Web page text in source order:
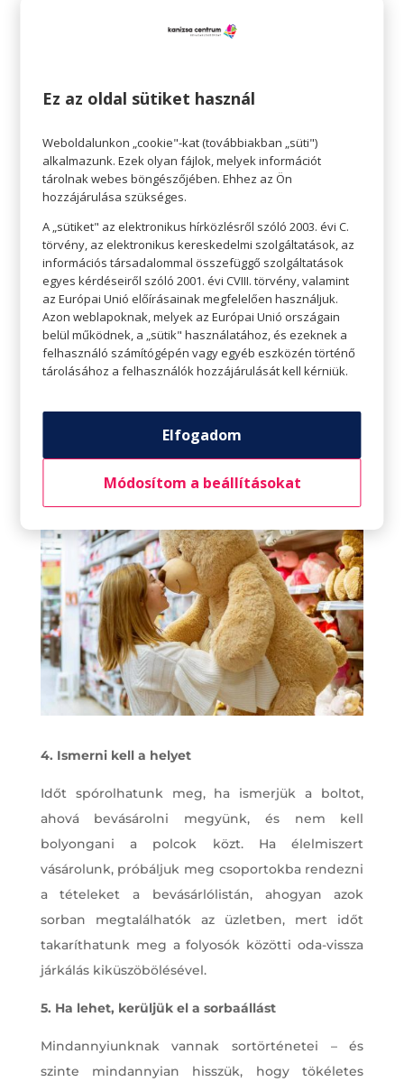
gyorsabbá válik, ha mindent egy helyen be
Az sem baj, ha az útvonalat is előre átgondoljuk,
elkerülhetjük, hogy hosszú percekig kelljen a
forgalmi dugóban araszolnunk.
A vásárlás, ha az egész család megy, nem lehet
gyors, mert együtt valamiért mindenképpen
családi programmá lép elő. Már önmagában
lerövidíti a vásárlás idejét, ha egyedül megyünk.
Egyedül könnyebb koncentrálni és gyorsabban
el lehet intézni a dolgokat – hiszen csak azt kell
nem kell a többiek igényeit, kívánságait is
figyelembe venni.
4. Ismerni kell a helyet
Időt spórolhatunk meg, ha ismerjük a boltot,
ahová bevásárolni megyünk, és nem kell
bolyongani a polcok közt. Ha élelmiszert
vásárolunk, próbáljuk meg csoportokba rendezni
a tételeket a bevásárlólistán, ahogyan azok
sorban megtalálhatók az üzletben, mert időt
takaríthatunk meg a folyosók közötti oda-vissza
járkálás kiküszöbölésével.
5. Ha lehet, kerüljük el a sorbaállást
Mindannyiunknak vannak sortörténetei – és
szinte mindannyian hisszük, hogy tökéletes
Ez az oldal sütiket használ
Weboldalunkon „cookie"-kat (továbbiakban „süti")
alkalmazunk. Ezek olyan fájlok, melyek információt
tárolnak webes böngészőjében. Ehhez az Ön
hozzájárulása szükséges.
A „sütiket" az elektronikus hírközlésről szóló 2003. évi C.
törvény, az elektronikus kereskedelmi szolgáltatások, az
információs társadalommal összefüggő szolgáltatások
egyes kérdéseiről szóló 2001. évi CVIII. törvény, valamint
az Európai Unió előírásainak megfelelően használjuk.
Azon weblapoknak, melyek az Európai Unió országain
belül működnek, a „sütik" használatához, és ezeknek a
felhasználó számítógépén vagy egyéb eszközén történő
tárolásához a felhasználók hozzájárulását kell kérniük.
Elfogadom
Módosítom a beállításokat